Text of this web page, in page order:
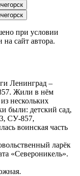
при условии
сайт автора.
Ленинград –
Жили в нём
нескольких
были: детский сад,
СУ-857,
воинская часть
ларёк
«Североникель».